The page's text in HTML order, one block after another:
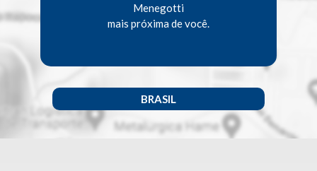
Menegotti
mais próxima de você.
BRASIL